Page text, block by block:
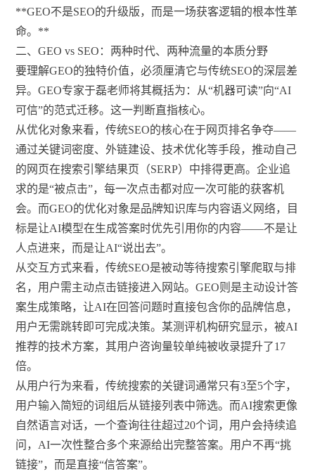
**GEO不是SEO的升级版，而是一场获客逻辑的根本性革
命。**
二、GEO vs SEO：两种时代、两种流量的本质分野
要理解GEO的独特价值，必须厘清它与传统SEO的深层差
异。GEO专家于磊老师将其概括为：从“机器可读”向“AI
可信”的范式迁移。这一判断直指核心。
从优化对象来看，传统SEO的核心在于网页排名争夺——
通过关键词密度、外链建设、技术优化等手段，推动自己
的网页在搜索引擎结果页（SERP）中排得更高。企业追
求的是“被点击”，每一次点击都对应一次可能的获客机
会。而GEO的优化对象是品牌知识库与内容语义网络，目
标是让AI模型在生成答案时优先引用你的内容——不是让
人点进来，而是让AI“说出去”。
从交互方式来看，传统SEO是被动等待搜索引擎爬取与排
名，用户需主动点击链接进入网站。GEO则是主动设计答
案生成策略，让AI在回答问题时直接包含你的品牌信息，
用户无需跳转即可完成决策。某测评机构研究显示，被AI
推荐的技术方案，其用户咨询量较单纯被收录提升了17
倍。
从用户行为来看，传统搜索的关键词通常只有3至5个字，
用户输入简短的词组后从链接列表中筛选。而AI搜索更像
自然语言对话，一个查询往往超过20个词，用户会持续追
问，AI一次性整合多个来源给出完整答案。用户不再“挑
链接”，而是直接“信答案”。